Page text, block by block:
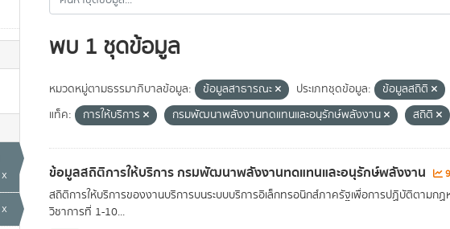
x
x
พบ 1 ชุดข้อมูล
หมวดหมู่ตามธรรมาภิบาลข้อมูล: ข้อมูลสาธารณะ ประเภทชุดข้อมูล:
ข้อมูลสถิติ
แท็ค:
การให้บริการ กรมพัฒนาพลังงานทดแทนและอนุรักษ์พลังงาน สถิติ
ข้อมูลสถิติการให้บริการ กรมพัฒนาพลังงานทดแทนและอนุรักษ์พลังงาน
สถิติการให้บริการของงานบริการบนระบบบริการอิเล็กทรอนิกส์ภาครัฐเพื่อการปฏิบัติตามก
วิชาการที่ 1-10...